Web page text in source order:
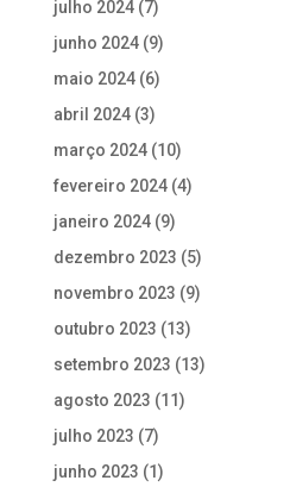
julho 2024(7)
junho 2024(9)
maio 2024(6)
abril 2024(3)
março 2024(10)
fevereiro 2024(4)
janeiro 2024(9)
dezembro 2023 (5)
novembro 2023 (9)
outubro 2023 (13)
setembro 2023 (13)
agosto 2023 (11)
julho 2023 (7)
junho 2023 (1)